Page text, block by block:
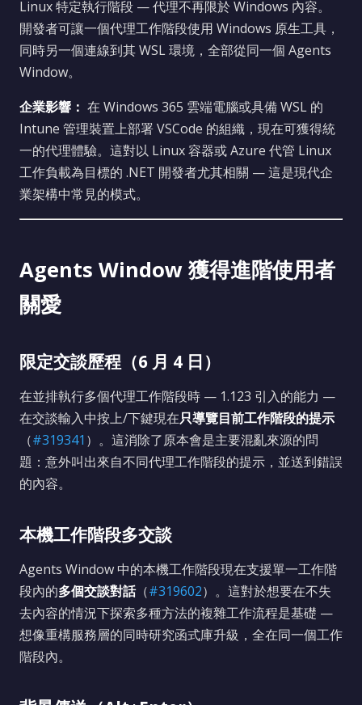
Linux 特定執行階段 — 代理不再限於 Windows 內容。
開發者可讓一個代理工作階段使用 Windows 原生工具，
同時另一個連線到其 WSL 環境，全部從同一個 Agents
Window。
企業影響： 在 Windows 365 雲端電腦或具備 WSL 的
Intune 管理裝置上部署 VSCode 的組織，現在可獲得統
一的代理體驗。這對以 Linux 容器或 Azure 代管 Linux
工作負載為目標的 .NET 開發者尤其相關 — 這是現代企
業架構中常見的模式。
Agents Window 獲得進階使用者
關愛
限定交談歷程（6 月 4 日）
在並排執行多個代理工作階段時 — 1.123 引入的能力 —
在交談輸入中按上/下鍵現在只導覽目前工作階段的提示
（#319341 ）。這消除了原本會是主要混亂來源的問
題：意外叫出來自不同代理工作階段的提示，並送到錯誤
的內容。
本機工作階段多交談
Agents Window 中的本機工作階段現在支援單一工作階
段內的多個交談對話（#319602）。這對於想要在不失
去內容的情況下探索多種方法的複雜工作流程是基礎 —
想像重構服務層的同時研究函式庫升級，全在同一個工作
階段內。